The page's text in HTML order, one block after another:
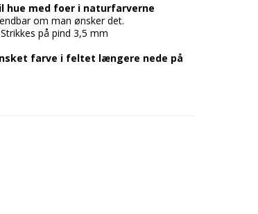
med foer i naturfarverne
om man ønsker det.
på pind 3,5 mm
farve i feltet længere nede på